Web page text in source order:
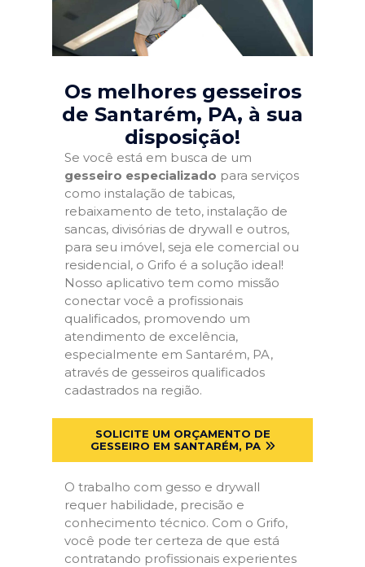
Os melhores gesseiros
de Santarém, PA, à sua
disposição!
Se você está em busca de um
gesseiro especializado para serviços
como instalação de tabicas,
rebaixamento de teto, instalação de
sancas, divisórias de drywall e outros,
para seu imóvel, seja ele comercial ou
residencial, o Grifo é a solução ideal!
Nosso aplicativo tem como missão
conectar você a profissionais
qualificados, promovendo um
atendimento de excelência,
especialmente em Santarém, PA,
através de gesseiros qualificados
cadastrados na região.
SOLICITE UM ORÇAMENTO DE
GESSEIRO EM SANTARÉM, PA
O trabalho com gesso e drywall
requer habilidade, precisão e
conhecimento técnico. Com o Grifo,
você pode ter certeza de que está
contratando profissionais experientes